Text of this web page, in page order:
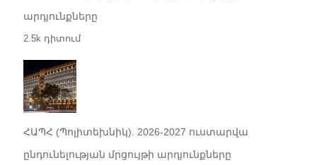
արդյունքները
2.5k դիտում
ՀԱՊՀ (Պոլիտեխնիկ). 2026-2027 ուստարվա
ընդունելության մրցույթի արդյունքները